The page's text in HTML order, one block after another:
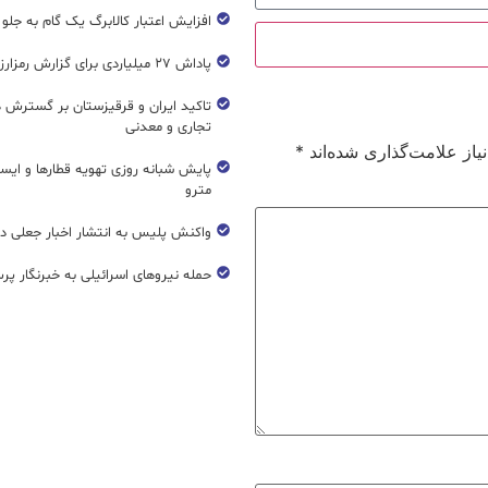
علامت‌گذاری شده‌اند *
افزایش اعتبار کالابرگ یک گام به
پاداش ۲۷ میلیاردی برای گزارش رمزارز غیرمجاز
تاکید ایران و قرقیزستان بر
تجاری و معدنی
پایش شبانه روزی تهویه قطار‌ها و
مترو
واکنش پلیس به انتشار اخبار جعلی
حمله نیروهای اسرائیلی به خبرنگار